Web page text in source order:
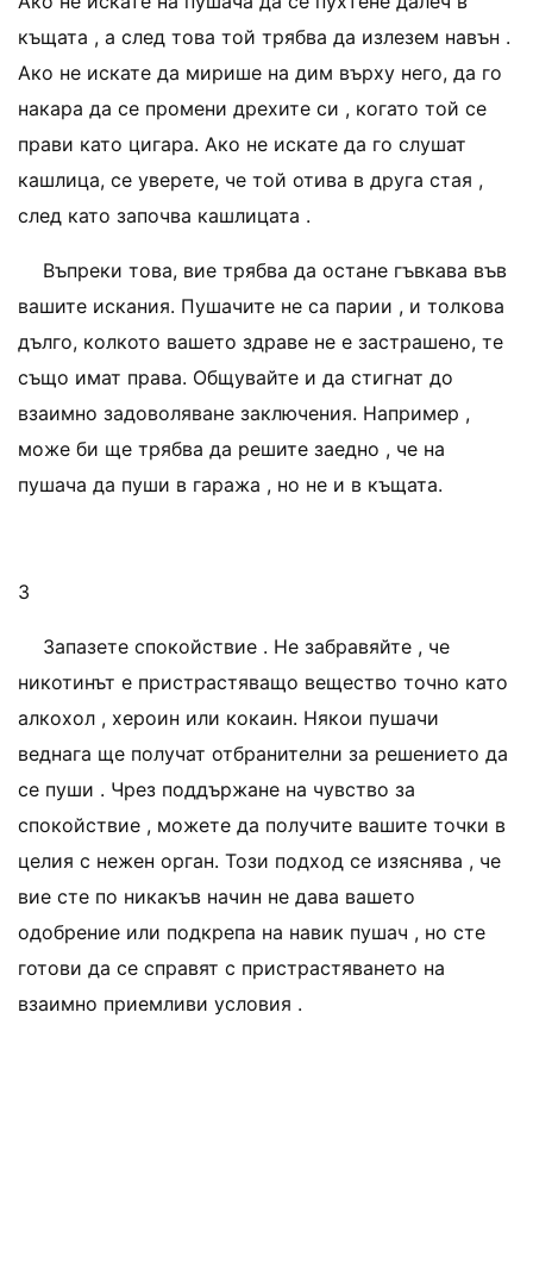
къщата , а след това той трябва да излезем навън .
Ако не искате да мирише на дим върху него, да го
накара да се промени дрехите си , когато той се
прави като цигара. Ако не искате да го слушат
кашлица, се уверете, че той отива в друга стая ,
след като започва кашлицата .
Въпреки това, вие трябва да остане гъвкава във
вашите искания. Пушачите не са парии , и толкова
дълго, колкото вашето здраве не е застрашено, те
също имат права. Общувайте и да стигнат до
взаимно задоволяване заключения. Например ,
може би ще трябва да решите заедно , че на
пушача да пуши в гаража , но не и в къщата.
3
Запазете спокойствие . Не забравяйте , че
никотинът е пристрастяващо вещество точно като
алкохол , хероин или кокаин. Някои пушачи
веднага ще получат отбранителни за решението да
се пуши . Чрез поддържане на чувство за
спокойствие , можете да получите вашите точки в
целия с нежен орган. Този подход се изяснява , че
вие ​​сте по никакъв начин не дава вашето
одобрение или подкрепа на навик пушач , но сте
готови да се справят с пристрастяването на
взаимно приемливи условия .